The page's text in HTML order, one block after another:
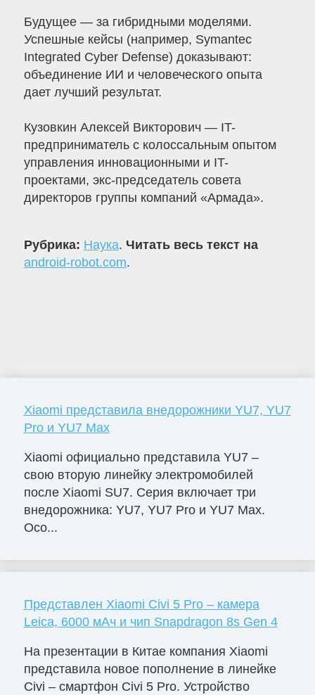
Будущее — за гибридными моделями.
Успешные кейсы (например, Symantec
Integrated Cyber Defense) доказывают:
объединение ИИ и человеческого опыта
дает лучший результат.
Кузовкин Алексей Викторович — IT-
предприниматель с колоссальным опытом
управления инновационными и IT-
проектами, экс-председатель совета
директоров группы компаний «Армада».
Рубрика: Наука. Читать весь текст на
android-robot.com.
Xiaomi представила внедорожники YU7, YU7
Pro и YU7 Max
Xiaomi официально представила YU7 –
свою вторую линейку электромобилей
после Xiaomi SU7. Серия включает три
внедорожника: YU7, YU7 Pro и YU7 Max.
Осо...
Представлен Xiaomi Civi 5 Pro – камера
Leica, 6000 мАч и чип Snapdragon 8s Gen 4
На презентации в Китае компания Xiaomi
представила новое пополнение в линейке
Civi – смартфон Civi 5 Pro. Устройство